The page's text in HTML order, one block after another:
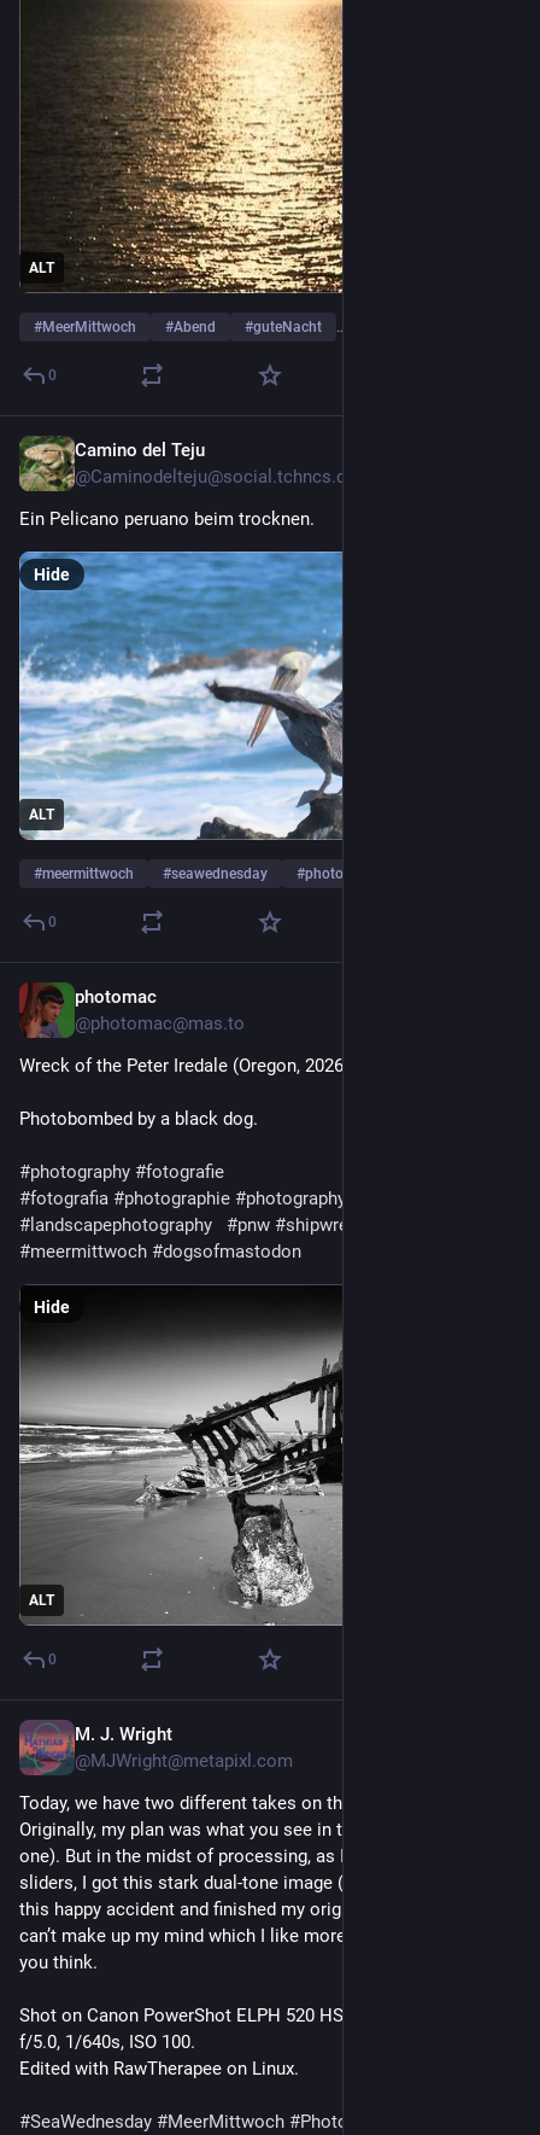
ALT
#MeerMittwoch #Abend #guteNacht …and 3 more
0
Camino del Teju
@Caminodelteju@social.tchncs.de
Ein Pelicano peruano beim trocknen.
ALT
Hide
#meermittwoch #seawednesday #photography
0
photomac
@photomac@mas.to
Wreck of the Peter Iredale (Oregon, 2026)
Photobombed by a black dog.
#photography #fotografie
#fotografia #photographie #photography
# landscapephotography #pnw #shipwreck
#meermittwoch #dogsofmastodon
ALT
Hide
0
M. J. Wright
@MJWright@metapixl.com
Today, we have two different takes on the same image.
Originally, my plan was what you see in the first image (slide
one). But in the midst of processing, as I was sliding the
sliders, I got this stark dual-tone image (slide two). I exported
this happy accident and finished my original vision. But I still
can’t make up my mind which I like more. Let me know what
you think.
Shot on Canon PowerShot ELPH 520 HS + n/a at 14.62mm,
f/5.0, 1/640s, ISO 100.
Edited with RawTherapee on Linux.
#SeaWednesday #MeerMittwoch #Photography